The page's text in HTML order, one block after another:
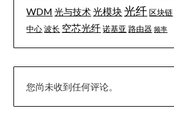
WDM 光与技术 光模块光纤 区块链
中心 波长 空芯光纤 诺基亚 路由器 频率
您尚未收到任何评论。